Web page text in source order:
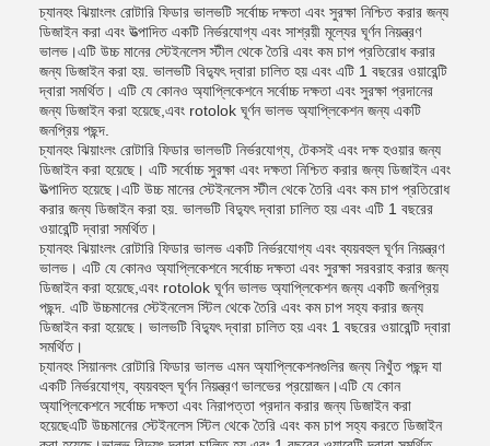
চ্যানহং ঝিয়াংলং রোটারি ফিডার ভালভটি সর্বোচ্চ দক্ষতা এবং সুরক্ষা নিশ্চিত করার জন্য
ডিজাইন করা এবং উত্পাদিত একটি নির্ভরযোগ্য এবং সাশ্রয়ী মূল্যের ঘূর্ণন নিয়ন্ত্রণ
ভালভ।এটি উচ্চ মানের স্টেইনলেস স্টীল থেকে তৈরি এবং কম চাপ প্রতিরোধ করার
জন্য ডিজাইন করা হয়. ভালভটি বিদ্যুৎ দ্বারা চালিত হয় এবং এটি 1 বছরের ওয়ারেন্টি
দ্বারা সমর্থিত। এটি যে কোনও অ্যাপ্লিকেশনে সর্বোচ্চ দক্ষতা এবং সুরক্ষা প্রদানের
জন্য ডিজাইন করা হয়েছে,এবং rotolok ঘূর্ণন ভালভ অ্যাপ্লিকেশন জন্য একটি
জনপ্রিয় পছন্দ.
চ্যানহং ঝিয়াংলং রোটারি ফিডার ভালভটি নির্ভরযোগ্য, টেকসই এবং দক্ষ হওয়ার জন্য
ডিজাইন করা হয়েছে। এটি সর্বোচ্চ সুরক্ষা এবং দক্ষতা নিশ্চিত করার জন্য ডিজাইন এবং
উত্পাদিত হয়েছে।এটি উচ্চ মানের স্টেইনলেস স্টীল থেকে তৈরি এবং কম চাপ প্রতিরোধ
করার জন্য ডিজাইন করা হয়. ভালভটি বিদ্যুৎ দ্বারা চালিত হয় এবং এটি 1 বছরের
ওয়ারেন্টি দ্বারা সমর্থিত।
চ্যানহং ঝিয়াংলং রোটারি ফিডার ভালভ একটি নির্ভরযোগ্য এবং ব্যয়বহুল ঘূর্ণন নিয়ন্ত্রণ
ভালভ। এটি যে কোনও অ্যাপ্লিকেশনে সর্বোচ্চ দক্ষতা এবং সুরক্ষা সরবরাহ করার জন্য
ডিজাইন করা হয়েছে,এবং rotolok ঘূর্ণন ভালভ অ্যাপ্লিকেশন জন্য একটি জনপ্রিয়
পছন্দ. এটি উচ্চমানের স্টেইনলেস স্টিল থেকে তৈরি এবং কম চাপ সহ্য করার জন্য
ডিজাইন করা হয়েছে। ভালভটি বিদ্যুৎ দ্বারা চালিত হয় এবং 1 বছরের ওয়ারেন্টি দ্বারা
সমর্থিত।
চ্যানহং সিয়ানলং রোটারি ফিডার ভালভ এমন অ্যাপ্লিকেশনগুলির জন্য নিখুঁত পছন্দ যা
একটি নির্ভরযোগ্য, ব্যয়বহুল ঘূর্ণন নিয়ন্ত্রণ ভালভের প্রয়োজন।এটি যে কোন
অ্যাপ্লিকেশনে সর্বোচ্চ দক্ষতা এবং নিরাপত্তা প্রদান করার জন্য ডিজাইন করা
হয়েছেএটি উচ্চমানের স্টেইনলেস স্টিল থেকে তৈরি এবং কম চাপ সহ্য করতে ডিজাইন